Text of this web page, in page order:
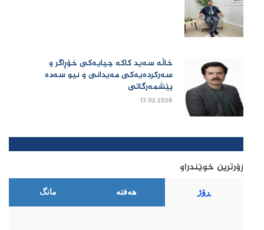
خاڵە سەید کاکە چیایەکی خۆڕاگر و
سەرکردەیەکی مەیدانی و نیو سەدە
پێشمەرگاتی
13.02.2026
زۆرترین خوێندراو
ڕۆژ هەفتە مانگ